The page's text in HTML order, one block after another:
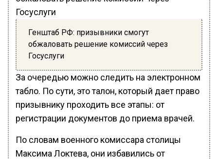
Генштаб РФ: призывники смогут
обжаловать решение комиссий через
Госуслуги
За очередью можно следить на электронном
табло. По сути, это талон, который дает право
призывнику проходить все этапы: от
регистрации документов до приема врачей.
По словам военного комиссара столицы
Максима Локтева, они избавились от